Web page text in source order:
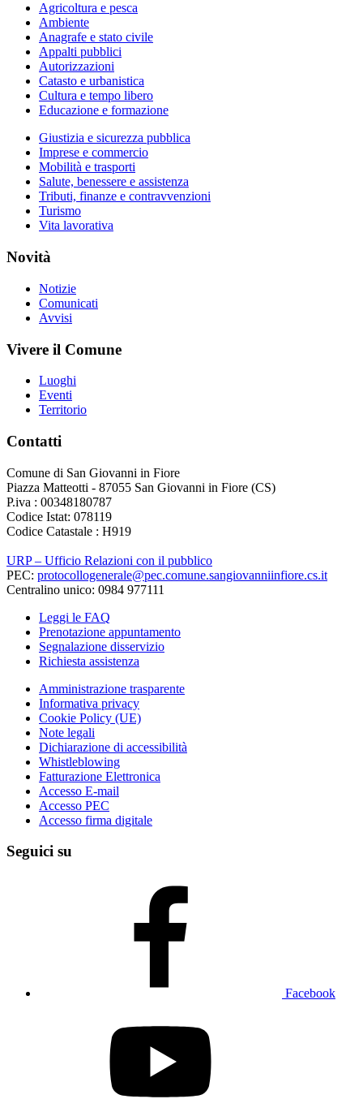
Agricoltura e pesca
Ambiente
Anagrafe e stato civile
Appalti pubblici
Autorizzazioni
Catasto e urbanistica
Cultura e tempo libero
Educazione e formazione
Giustizia e sicurezza pubblica
Imprese e commercio
Mobilità e trasporti
Salute, benessere e assistenza
Tributi, finanze e contravvenzioni
Turismo
Vita lavorativa
Novità
Notizie
Comunicati
Avvisi
Vivere il Comune
Luoghi
Eventi
Territorio
Contatti
Comune di San Giovanni in Fiore
Piazza Matteotti - 87055 San Giovanni in Fiore (CS)
P.iva : 00348180787
Codice Istat: 078119
Codice Catastale : H919
URP – Ufficio Relazioni con il pubblico
PEC: protocollogenerale@pec.comune.sangiovanniinfiore.cs.it
Centralino unico: 0984 977111
Leggi le FAQ
Prenotazione appuntamento
Segnalazione disservizio
Richiesta assistenza
Amministrazione trasparente
Informativa privacy
Cookie Policy (UE)
Note legali
Dichiarazione di accessibilità
Whistleblowing
Fatturazione Elettronica
Accesso E-mail
Accesso PEC
Accesso firma digitale
Seguici su
Facebook